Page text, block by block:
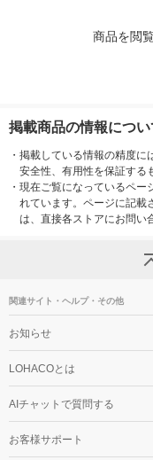
商品を閲
掲載商品の情報につい
・ 掲載している情報の精度に
安全性、有用性を保証する
・ 現在ご覧になっているペー
れています。ページに記載
は、直接各ストアにお問い
関連サイト・ヘルプ・その他
お知らせ
LOHACOとは
AIチャットで質問する
お客様サポート